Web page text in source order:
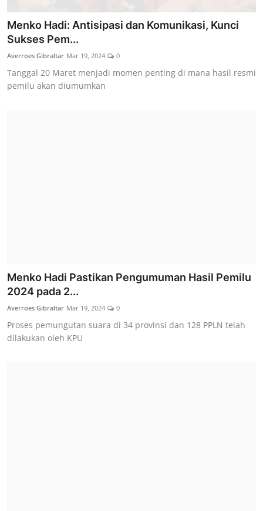
Menko Hadi: Antisipasi dan Komunikasi, Kunci
Sukses Pem...
Averroes Gibraltar Mar 19, 2024 0
Tanggal 20 Maret menjadi momen penting di mana hasil resmi
pemilu akan diumumkan
Menko Hadi Pastikan Pengumuman Hasil Pemilu
2024 pada 2...
Averroes Gibraltar Mar 19, 2024 0
Proses pemungutan suara di 34 provinsi dan 128 PPLN telah
dilakukan oleh KPU